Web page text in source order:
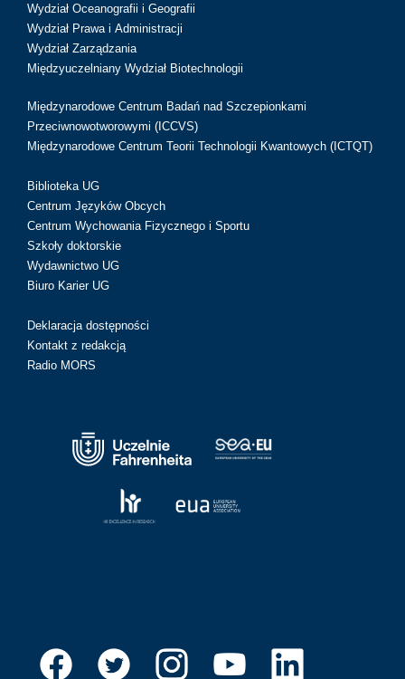
Wydział Oceanografii i Geografii
Wydział Prawa i Administracji
Wydział Zarządzania
Międzyuczelniany Wydział Biotechnologii
Międzynarodowe Centrum Badań nad Szczepionkami
Przeciwnowotworowymi (ICCVS)
Międzynarodowe Centrum Teorii Technologii Kwantowych (ICTQT)
Biblioteka UG
Centrum Języków Obcych
Centrum Wychowania Fizycznego i Sportu
Szkoły doktorskie
Wydawnictwo UG
Biuro Karier UG
Deklaracja dostępności
Kontakt z redakcją
Radio MORS